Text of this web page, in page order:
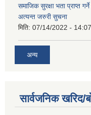
समाजिक सुरक्षा भता प्राप्त
अत्यन्त जरुरी सुचना
मिति: 07/14/2022 - 14:07
अन्य
सार्वजनिक खरिद/